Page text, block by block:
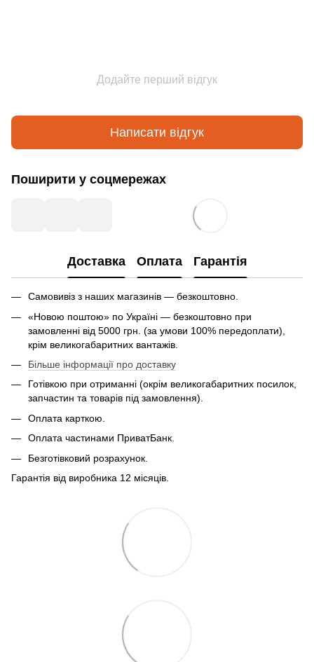
Додайте перший відгук
Написати відгук
Поширити у соцмережах
Доставка Оплата Гарантія
Самовивіз з наших магазинів — безкоштовно.
«Новою поштою» по Україні — безкоштовно при
замовленні від 5000 грн. (за умови 100% передоплати),
крім великогабаритних вантажів.
Більше інформації про доставку
Готівкою при отриманні (окрім великогабаритних посилок,
запчастин та товарів під замовлення).
Оплата карткою.
Оплата частинами ПриватБанк.
Безготівковий розрахунок.
Гарантія від виробника 12 місяців.